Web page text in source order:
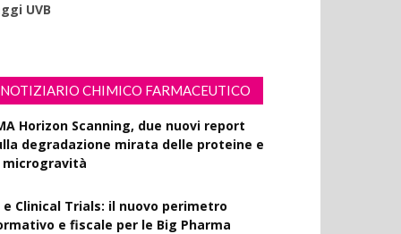
UVB
NOTIZIARIO CHIMICO FARMACEUTICO
Horizon Scanning, due nuovi report
degradazione mirata delle proteine e
microgravità
e Clinical Trials: il nuovo perimetro
e fiscale per le Big Pharma